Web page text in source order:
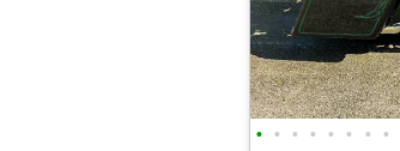
• • • • • • • •